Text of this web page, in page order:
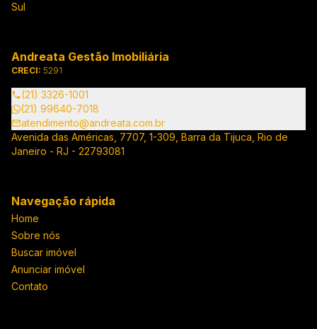
Sul
Andreata Gestão Imobiliária
CRECI: 5291
(21) 3326-1001
(21) 99640-7018
atendimento@andreata.com.br
Avenida das Américas, 7707, 1-309, Barra da Tijuca, Rio de
Janeiro - RJ - 22793081
Navegação rápida
Home
Sobre nós
Buscar imóvel
Anunciar imóvel
Contato